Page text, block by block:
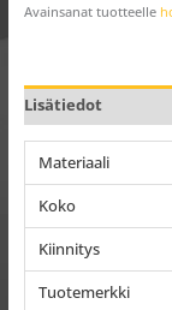
Avainsanat tuotteelle
Lisätiedot
Materiaali
Koko
Kiinnitys
Tuotemerkki